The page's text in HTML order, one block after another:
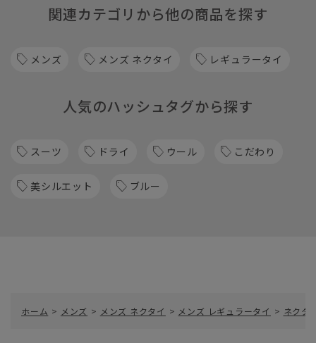
関連カテゴリから他の商品を探す
メンズ メンズ ネクタイ レギュラータイ
人気のハッシュタグから探す
スーツ ドライ ウール こだわり
美シルエット ブルー
ホーム > メンズ > メンズ ネクタイ > メンズ レギュラータイ > ネクタ